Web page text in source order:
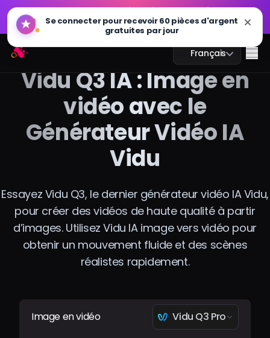
🔥
GPT Image 2.0 est disponible : plus rapide, plus
intelligent et prêt pour la 4K. Essayez maintenant
Arting AI Français
Chat IA
Image IA
Vidéo IA
Outils IA
Se connecter
🔥GPT Image 2.0 est disponible : plus rapide, plus
intelligent et prêt pour la 4K. Essayez maintenant
Vidu Q3 IA : Image en
vidéo avec le
Générateur Vidéo IA
Vidu
Essayez Vidu Q3, le dernier générateur vidéo IA Vidu,
pour créer des vidéos de haute qualité à partir
d’images. Utilisez Vidu IA image vers vidéo pour
obtenir un mouvement fluide et des scènes
réalistes rapidement.
Image en vidéo Vidu Q3 Pro